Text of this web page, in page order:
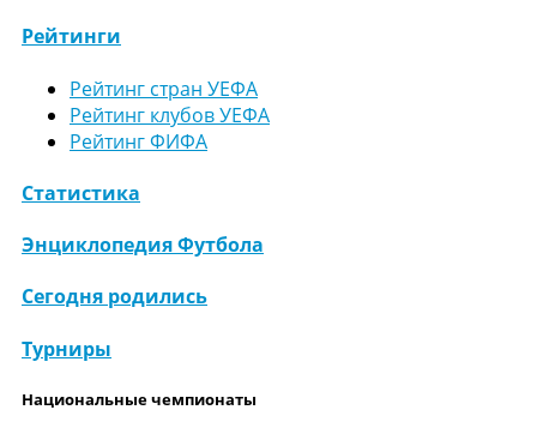
Рейтинги
Рейтинг стран УЕФА
Рейтинг клубов УЕФА
Рейтинг ФИФА
Статистика
Энциклопедия Футбола
Сегодня родились
Турниры
Национальные чемпионаты